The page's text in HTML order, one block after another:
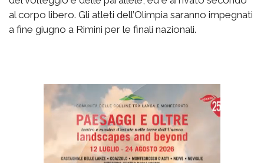
al corpo libero. Gli atleti dell’Olimpia saranno impegnati
a fine giugno a Rimini per le finali nazionali.